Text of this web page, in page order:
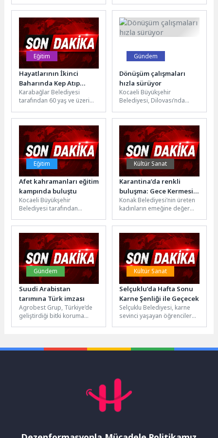
güzel örneklerinden birine
daha imza...
saydığı “Körfez Aqua”
projesini raylara taşıdı....
Eğitim
Hayatlarının İkinci
Baharında Kep Atıp
Mezun Oldular
Karabağlar Belediyesi
tarafından 60 yaş ve üzeri
kalitesini artırmak ve aktif
yaşlanmalarını
desteklemek...
Gündem
Dönüşüm çalışmaları
hızla sürüyor
Kocaeli Büyükşehir
Belediyesi, Dilovası’nda
hızlı ve sağlıklı bir şekilde
yürütülebilmesi amacıyla
önemli...
Eğitim
Afet kahramanları eğitim
kampında buluştu
Kocaeli Büyükşehir
Belediyesi tarafından
Motivasyon Kampı’nda
yaklaşık 40 sivil toplum
kuruluşundan...
Kültür Sanat
Karantina’da renkli
buluşma: Gece Kermesi,
Gün Batımı Konseri ile
taçlandı
Konak Belediyesi’nin üreten
kadınların emeğine değer
Gün Batımı Konseri’nin
coşkusuyla...
Gündem
Suudi Arabistan
tarımına Türk imzası
Agrobest Grup, Türkiye’de
geliştirdiği bitki koruma
Kültür Sanat
Selçuklu’da Hafta Sonu
Karne Şenliği ile Geçecek
Selçuklu Belediyesi, karne
sevinci yaşayan öğrenciler